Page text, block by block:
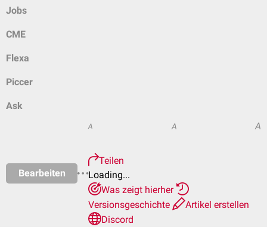
Jobs
CME
Flexa
Piccer
Ask
Bearbeiten
A A A
Teilen
Loading...
Was zeigt hierher
Versionsgeschichte
Artikel erstellen
Discord